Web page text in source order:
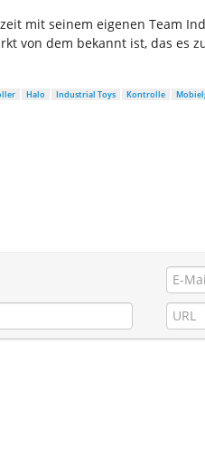
mit seinem eigenen Team
von dem bekannt ist, das es
Halo Industrial Toys Kontrolle